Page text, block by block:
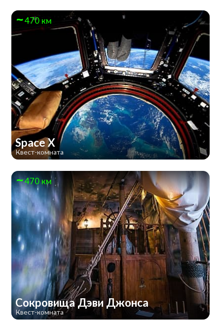
470 км
Space X
Квест-комната
470 км
Сокровища Дэви Джонса
Квест-комната